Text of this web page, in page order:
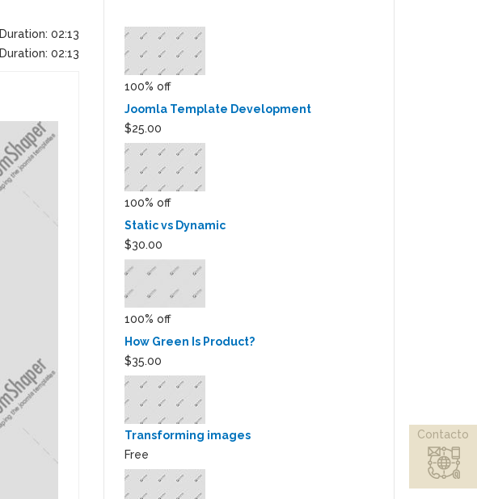
Duration: 02:13
Duration: 02:13
100% off
Joomla Template Development
$25.00
100% off
Static vs Dynamic
$30.00
100% off
How Green Is Product?
$35.00
Transforming images
Free
Contacto